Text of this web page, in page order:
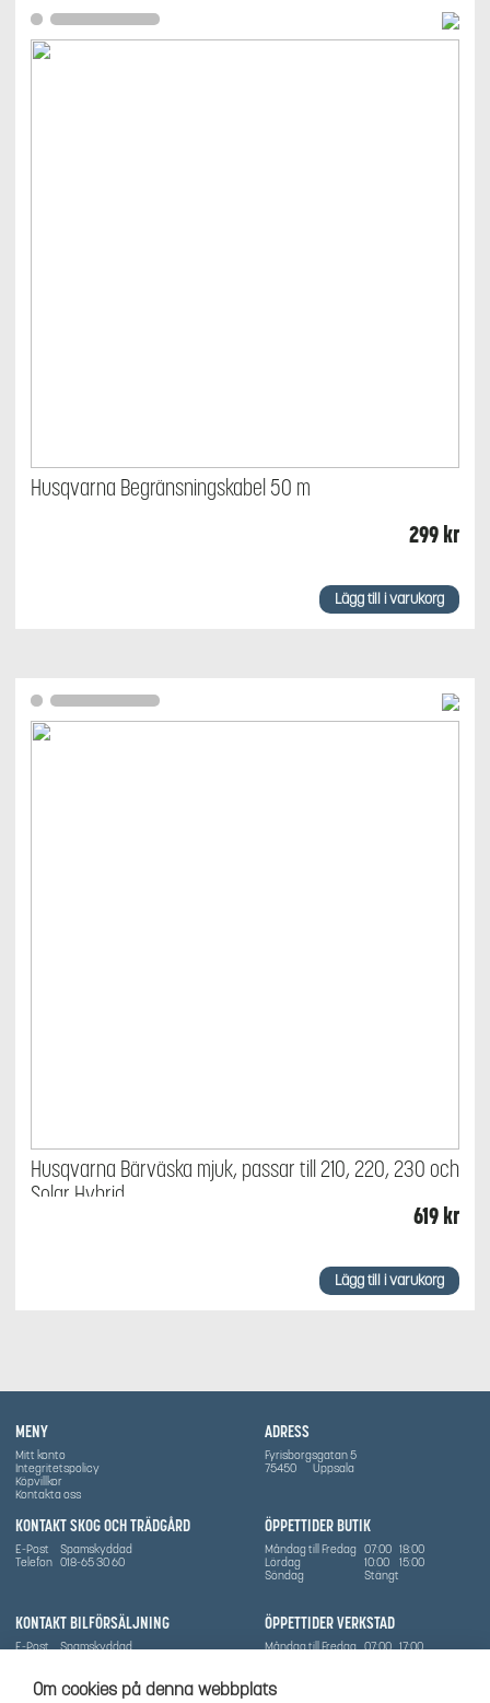
Om cookies på denna webbplats
Husqvarna Begränsningskabel 50 m
299kr
Lägg till i varukorg
Husqvarna Bärväska mjuk, passar till 210, 220, 230 och
Solar Hybrid
619kr
Lägg till i varukorg
MENY
Mitt konto
Integritetspolicy
Köpvillkor
Kontakta oss
ÖPPETTIDER BUTIK
Måndag till Fredag 07:00 18:00
Lördag
10:00
15:00
Söndag
Stängt
ÖPPETTIDER VERKSTAD
Måndag till Fredag 07:00 17:00
ADRESS
Fyrisborgsgatan 5
75450
Uppsala
KONTAKT SKOG OCH TRÄDGÅRD
E-Post
Spamskyddad
Telefon 018-65 30 60
KONTAKT BILFÖRSÄLJNING
E-Post
Spamskyddad